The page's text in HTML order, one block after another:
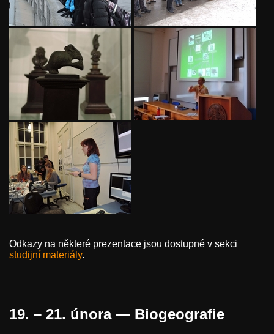
Odkazy na některé prezentace jsou dostupné v sekci
studijní materiály.
19. – 21. února — Biogeografie